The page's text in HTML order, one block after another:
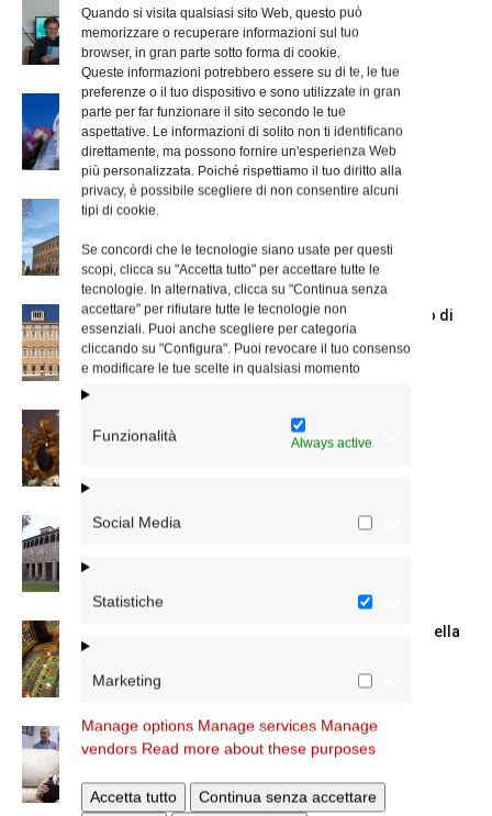
Quando si visita qualsiasi sito Web, questo può
memorizzare o recuperare informazioni sul tuo
browser, in gran parte sotto forma di cookie.
Queste informazioni potrebbero essere su di te, le tue
preferenze o il tuo dispositivo e sono utilizzate in gran
parte per far funzionare il sito secondo le tue
aspettative. Le informazioni di solito non ti identificano
direttamente, ma possono fornire un'esperienza Web
più personalizzata. Poiché rispettiamo il tuo diritto alla
privacy, è possibile scegliere di non consentire alcuni
tipi di cookie.
Se concordi che le tecnologie siano usate per questi
scopi, clicca su "Accetta tutto" per accettare tutte le
tecnologie. In alternativa, clicca su "Continua senza
accettare" per rifiutare tutte le tecnologie non
essenziali. Puoi anche scegliere per categoria
cliccando su "Configura". Puoi revocare il tuo consenso
e modificare le tue scelte in qualsiasi momento
Funzionalità Always active
Social Media
Statistiche
Marketing
Manage options Manage services Manage
vendors Read more about these purposes
Accetta tutto
Continua senza accettare
dell’Istituto Paritario Sant’Apollinare
Dal 28 al 31 agosto il pellegrinaggio
diocesano a Lourdes
Nuove nomine nella diocesi di Roma
Chiusura estiva degli Uffici del Vicariato di
Roma
La Madonna della Neve a Santa Maria
Maggiore
La Giornata mondiale dei nonni e degli
Azzardo: a Termini il centro d’ascolto della
A San Saba la Messa per la Giornata dei
nonni e...